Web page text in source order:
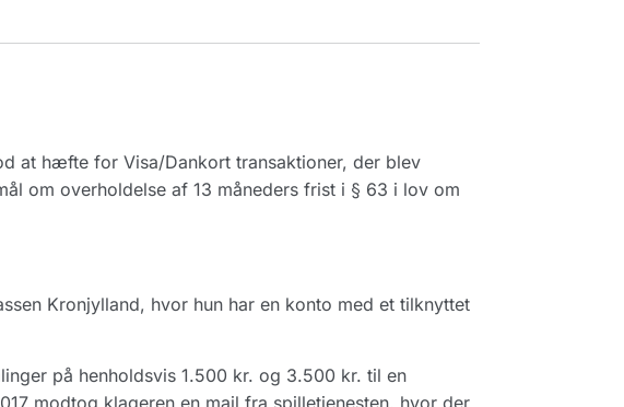
at hæfte for Visa/Dankort transaktioner, der blev
om overholdelse af 13 måneders frist i § 63 i lov om
Kronjylland, hvor hun har en konto med et tilknyttet
på henholdsvis 1.500 kr. og 3.500 kr. til en
modtog klageren en mail fra spilletjenesten, hvor der